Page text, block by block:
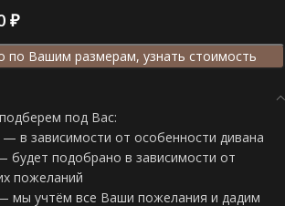
₽
по Вашим размерам, узнать стоимость
под Вас:
в зависимости от особенности дивана
будет подобрано в зависимости от
пожеланий
мы учтём все Ваши пожелания и дадим